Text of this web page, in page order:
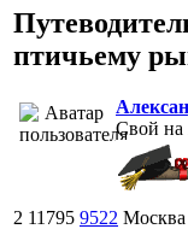
птичьему
Свой на
2 11795 9522 Москва